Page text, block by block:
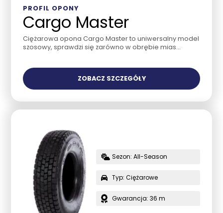
PROFIL OPONY
Cargo Master
Ciężarowa opona Cargo Master to uniwersalny model
szosowy, sprawdzi się zarówno w obrębie mias...
ZOBACZ SZCZEGÓŁY
Sezon: All-Season
Typ: Ciężarowe
Gwarancja: 36 m